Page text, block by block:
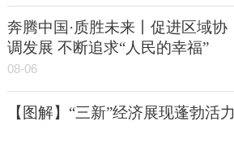
奔腾中国·质胜未来丨促进区域协
调发展 不断追求“人民的幸福”
08-06
【图解】“三新”经济展现蓬勃活力